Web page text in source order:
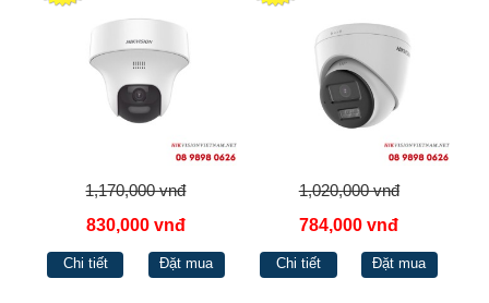
1,170,000 vnđ
830,000 vnđ
Chi tiết Đặt mua
1,020,000 vnđ
784,000 vnđ
Chi tiết Đặt mua